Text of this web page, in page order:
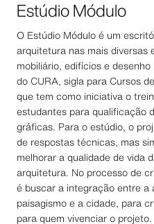
Estúdio Módulo
O Estúdio Módulo é um
arquitetura nas mais diversas
mobiliário, edifícios e
do CURA, sigla para Cursos
que tem como iniciativa o
estudantes para qualificação
gráficas. Para o estúdio, o
de respostas técnicas, mas
melhorar a qualidade de vida
arquitetura. No processo de
é buscar a integração entre a
paisagismo e a cidade, para
para quem vivenciar o